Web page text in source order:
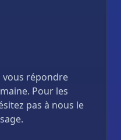
vous répondre
Pour les
pas à nous le